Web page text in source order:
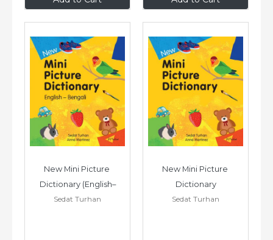
New Mini Picture
Dictionary (English–
Bengali)
Sedat Turhan
New Mini Picture
Dictionary
Sedat Turhan